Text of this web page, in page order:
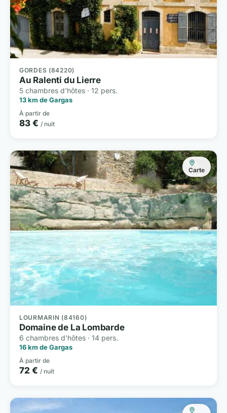
GORDES (84220)
Au Ralenti du Lierre
5 chambres d'hôtes · 12 pers.
13 km de Gargas
À partir de
83 € / nuit
Carte
LOURMARIN (84160)
Domaine de La Lombarde
6 chambres d'hôtes · 14 pers.
16 km de Gargas
À partir de
72 € / nuit